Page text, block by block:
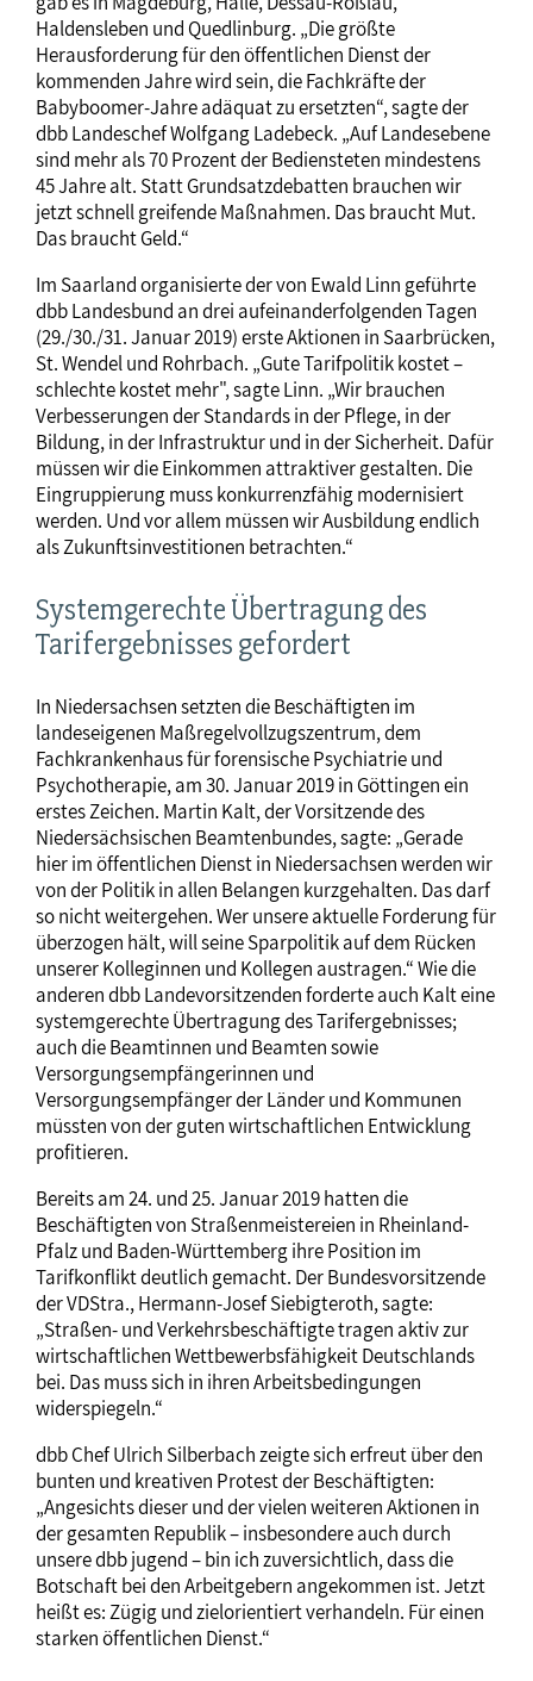
Haldensleben und Quedlinburg. „Die größte
Herausforderung für den öffentlichen Dienst der
kommenden Jahre wird sein, die Fachkräfte der
Babyboomer-Jahre adäquat zu ersetzten“, sagte der
dbb Landeschef Wolfgang Ladebeck. „Auf Landesebene
sind mehr als 70 Prozent der Bediensteten mindestens
45 Jahre alt. Statt Grundsatzdebatten brauchen wir
jetzt schnell greifende Maßnahmen. Das braucht Mut.
Das braucht Geld.“
Im Saarland organisierte der von Ewald Linn geführte
dbb Landesbund an drei aufeinanderfolgenden Tagen
(29./30./31. Januar 2019) erste Aktionen in Saarbrücken,
St. Wendel und Rohrbach. „Gute Tarifpolitik kostet –
schlechte kostet mehr", sagte Linn. „Wir brauchen
Verbesserungen der Standards in der Pflege, in der
Bildung, in der Infrastruktur und in der Sicherheit. Dafür
müssen wir die Einkommen attraktiver gestalten. Die
Eingruppierung muss konkurrenzfähig modernisiert
werden. Und vor allem müssen wir Ausbildung endlich
als Zukunftsinvestitionen betrachten.“
Systemgerechte Übertragung des
Tarifergebnisses gefordert
In Niedersachsen setzten die Beschäftigten im
landeseigenen Maßregelvollzugszentrum, dem
Fachkrankenhaus für forensische Psychiatrie und
Psychotherapie, am 30. Januar 2019 in Göttingen ein
erstes Zeichen. Martin Kalt, der Vorsitzende des
Niedersächsischen Beamtenbundes, sagte: „Gerade
hier im öffentlichen Dienst in Niedersachsen werden wir
von der Politik in allen Belangen kurzgehalten. Das darf
so nicht weitergehen. Wer unsere aktuelle Forderung für
überzogen hält, will seine Sparpolitik auf dem Rücken
unserer Kolleginnen und Kollegen austragen.“ Wie die
anderen dbb Landevorsitzenden forderte auch Kalt eine
systemgerechte Übertragung des Tarifergebnisses;
auch die Beamtinnen und Beamten sowie
Versorgungsempfängerinnen und
Versorgungsempfänger der Länder und Kommunen
müssten von der guten wirtschaftlichen Entwicklung
profitieren.
Bereits am 24. und 25. Januar 2019 hatten die
Beschäftigten von Straßenmeistereien in Rheinland-
Pfalz und Baden-Württemberg ihre Position im
Tarifkonflikt deutlich gemacht. Der Bundesvorsitzende
der VDStra., Hermann-Josef Siebigteroth, sagte:
„Straßen- und Verkehrsbeschäftigte tragen aktiv zur
wirtschaftlichen Wettbewerbsfähigkeit Deutschlands
bei. Das muss sich in ihren Arbeitsbedingungen
widerspiegeln.“
dbb Chef Ulrich Silberbach zeigte sich erfreut über den
bunten und kreativen Protest der Beschäftigten:
„Angesichts dieser und der vielen weiteren Aktionen in
der gesamten Republik – insbesondere auch durch
unsere dbb jugend – bin ich zuversichtlich, dass die
Botschaft bei den Arbeitgebern angekommen ist. Jetzt
heißt es: Zügig und zielorientiert verhandeln. Für einen
starken öffentlichen Dienst.“